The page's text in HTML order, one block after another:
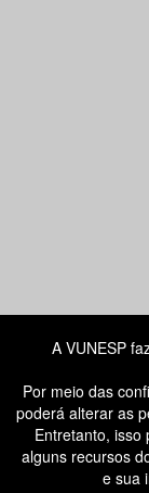
ATENDIMENTO AO
A VUNESP
Por meio das
poderá alterar as
Entretanto, isso
alguns recursos
e sua